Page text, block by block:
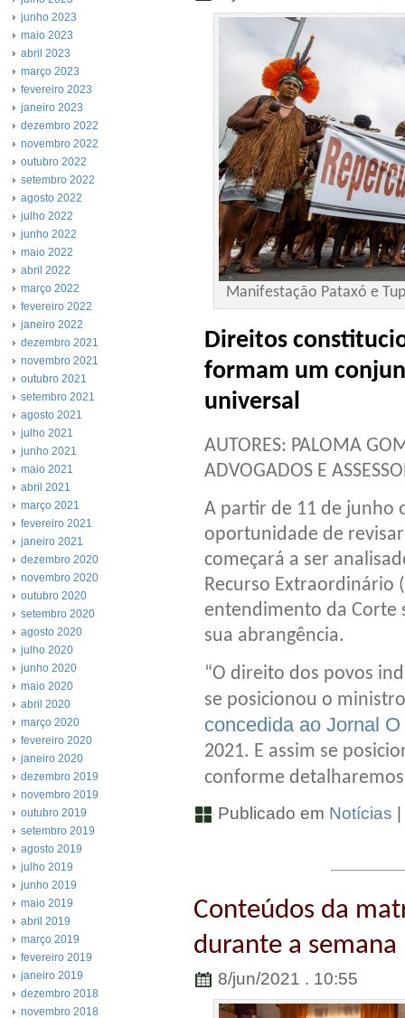
junho 2023
maio 2023
abril 2023
março 2023
fevereiro 2023
janeiro 2023
dezembro 2022
novembro 2022
outubro 2022
setembro 2022
agosto 2022
julho 2022
junho 2022
maio 2022
abril 2022
março 2022
fevereiro 2022
janeiro 2022
dezembro 2021
novembro 2021
outubro 2021
setembro 2021
agosto 2021
julho 2021
junho 2021
maio 2021
abril 2021
março 2021
fevereiro 2021
janeiro 2021
dezembro 2020
novembro 2020
outubro 2020
setembro 2020
agosto 2020
julho 2020
junho 2020
maio 2020
abril 2020
março 2020
fevereiro 2020
janeiro 2020
dezembro 2019
novembro 2019
outubro 2019
setembro 2019
agosto 2019
julho 2019
junho 2019
maio 2019
abril 2019
março 2019
fevereiro 2019
janeiro 2019
dezembro 2018
novembro 2018
Manifestação Pataxó e
Direitos
formam um
universal
AUTORES: PALOMA
ADVOGADOS E
A partir de 11 de junho
oportunidade de
começará a ser
Recurso Extraordinário
entendimento da Corte
sua abrangência.
“O direito dos povos
se posicionou o
concedida ao Jornal
2021. E assim se
conforme
Publicado em Notícias
Conteúdos da
durante a semana
8/jun/2021 . 10:55